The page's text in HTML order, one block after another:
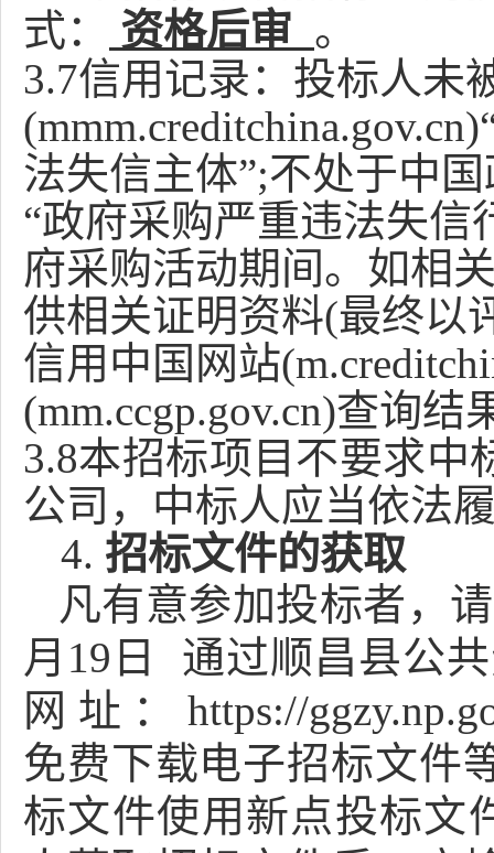
式：
资格后审 。
3.7信用记录： 投标人未
(mmm.creditchina.gov.cn)
法失信主体”;不处于中
“政府采购严重违法失信
府采购活动期间。如相
供相关证明资料(最终以
信用中国网站
(mm.ccgp.gov.cn)查询结
3.8本招标项目不要求中
公司，中标人应当依法
4. 招标文件的获取
凡有意参加投标者，
月 19 日 通过顺昌县公
网 址 ：
https://
免费下载电子招标文件
标文件使用新点投标文